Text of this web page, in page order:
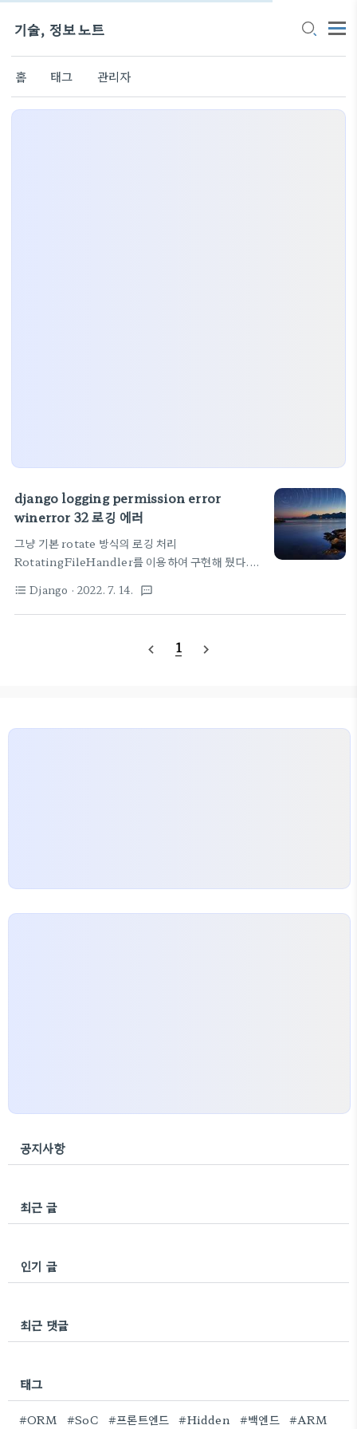
기술, 정보 노트
홈 태그 관리자
django logging permission error
winerror 32 로깅 에러
그냥 기본 rotate 방식의 로깅 처리
RotatingFileHandler를 이용하여 구현해 뒀다.
생한다. permission error winerror 32
[winerror 32] 다른 프로세스가 파일을 사용 중이기
하는 방법은 아래 글을 참고하고, 2022.05.18 -
황, 머 그래도 구글링
format_list_bulleted Django · 2022. 7. 14. textsms
navigate_before 1 navigate_next
공지사항
최근 글
인기 글
최근 댓글
태그
#ORM #SoC #프론트엔드 #Hidden #백엔드 #ARM